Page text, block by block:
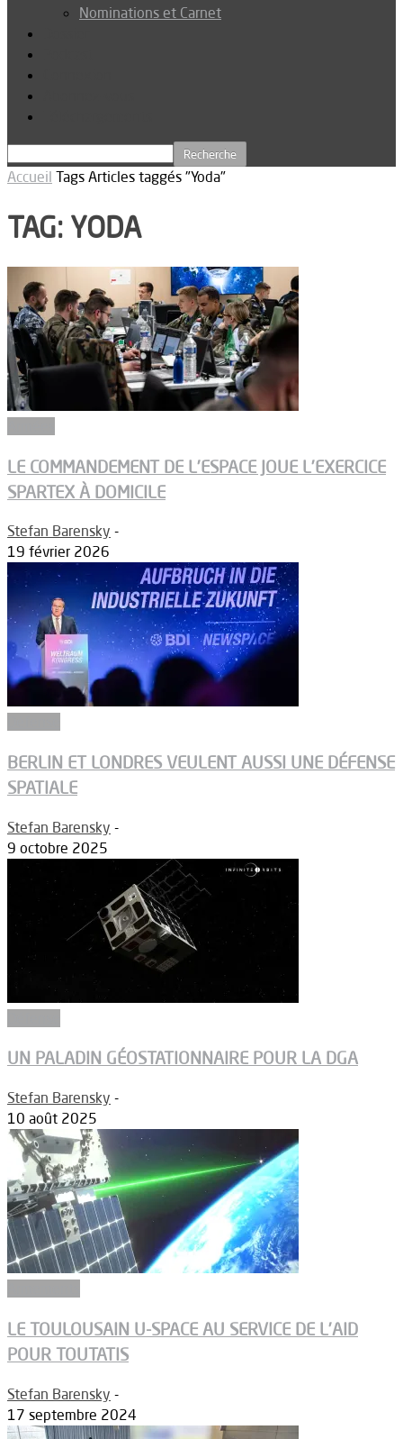
Nominations et Carnet
Accueil Tags Articles taggés "Yoda"
TAG: YODA
LE COMMANDEMENT DE L’ESPACE JOUE L’EXERCICE
SPARTEX À DOMICILE
Stefan Barensky -
19 février 2026
BERLIN ET LONDRES VEULENT AUSSI UNE DÉFENSE
SPATIALE
Stefan Barensky -
9 octobre 2025
UN PALADIN GÉOSTATIONNAIRE POUR LA DGA
Stefan Barensky -
10 août 2025
LE TOULOUSAIN U-SPACE AU SERVICE DE L’AID
POUR TOUTATIS
Stefan Barensky -
17 septembre 2024